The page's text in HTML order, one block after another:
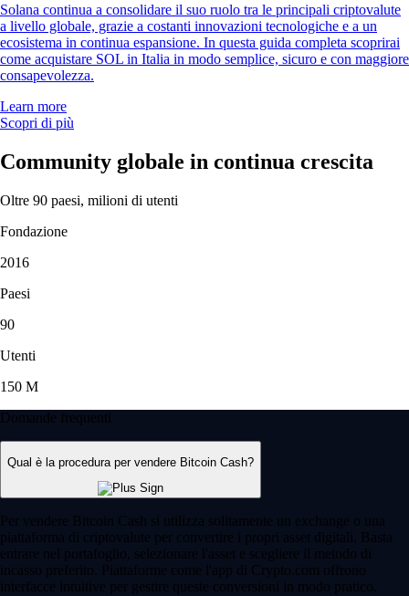
Solana continua a consolidare il suo ruolo tra le principali criptovalute
a livello globale, grazie a costanti innovazioni tecnologiche e a un
ecosistema in continua espansione. In questa guida completa scoprirai
come acquistare SOL in Italia in modo semplice, sicuro e con maggiore
consapevolezza.
Learn more
Scopri di più
Community globale in continua crescita
Oltre 90 paesi, milioni di utenti
Fondazione
2016
Paesi
90
Utenti
150 M
Domande frequenti
Qual è la procedura per vendere Bitcoin Cash?
Per vendere Bitcoin Cash si utilizza solitamente un exchange o una
piattaforma di criptovalute per convertire i propri asset digitali. Basta
entrare nel portafoglio, selezionare l'asset e scegliere il metodo di
incasso preferito. Piattaforme come l'app di Crypto.com offrono
interfacce intuitive per gestire queste conversioni in modo pratico.